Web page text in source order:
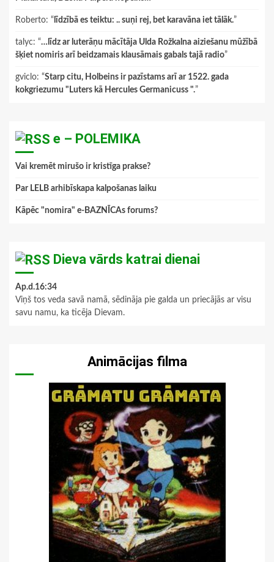
Roberto: “ līdzībā es teiktu: .. suņi rej, bet karavāna iet tālāk.”
talyc: “…līdz ar luterāņu mācītāja Ulda Rožkalna aiziešanu mūžībā
šķiet nomiris arī beidzamais klausāmais gabals tajā radio”
gviclo: “Starp citu, Holbeins ir pazīstams arī ar 1522. gada
kokgriezumu "Luters kā Hercules Germanicuss ".”
e – POLEMIKA
Vai kremēt mirušo ir kristīga prakse?
Par LELB arhibīskapa kalpošanas laiku
Kāpēc "nomira" e-BAZNĪCAs forums?
Dieva vārds katrai dienai
Ap.d.16:34
Viņš tos veda savā namā, sēdināja pie galda un priecājās ar visu
savu namu, ka ticēja Dievam.
Animācijas filma